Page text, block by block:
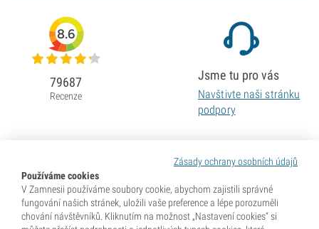
Zásady ochrany osobních údajů
Používáme cookies
V Zamnesii používáme soubory cookie, abychom zajistili správné
fungování našich stránek, uložili vaše preference a lépe porozuměli
chování návštěvníků. Kliknutím na možnost „Nastavení cookies“ si
8.6
79687
Recenze
Jsme tu pro vás
Navštivte naši stránku
podpory